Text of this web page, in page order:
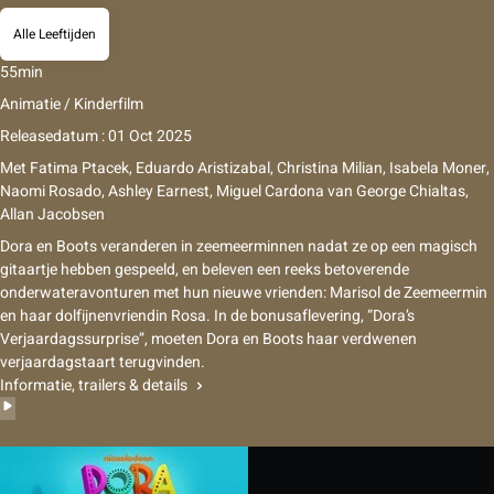
Alle Leeftijden
55min
Animatie / Kinderfilm
Releasedatum : 01 Oct 2025
Met Fatima Ptacek, Eduardo Aristizabal, Christina Milian, Isabela Moner,
Naomi Rosado, Ashley Earnest, Miguel CardonavanGeorge Chialtas,
Allan Jacobsen
Dora en Boots veranderen in zeemeerminnen nadat ze op een magisch
gitaartje hebben gespeeld, en beleven een reeks betoverende
onderwateravonturen met hun nieuwe vrienden: Marisol de Zeemeermin
en haar dolfijnenvriendin Rosa. In de bonusaflevering, “Dora’s
Verjaardagssurprise”, moeten Dora en Boots haar verdwenen
verjaardagstaart terugvinden.
Informatie, trailers & details